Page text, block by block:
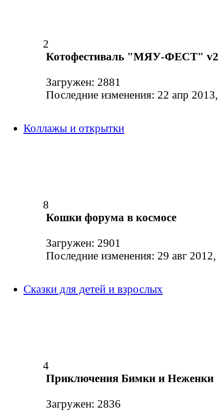
2
Котофестиваль "МЯУ-ФЕСТ"
Загружен: 2881
Последние изменения: 22 апр
Коллажы и открытки
8
Кошки форума в космосе
Загружен: 2901
Последние изменения: 29 авг
Сказки для детей и взрослых
4
Приключения Бимки и Неженки
Загружен: 2836